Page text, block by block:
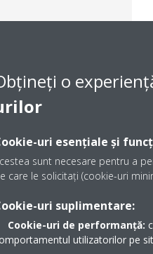
o
uri esențiale și
sunt necesare pentru a
care le solicitați (cookie-uri
uri suplimentare:
Cookie-uri de performanță:
utilizatorilor pe